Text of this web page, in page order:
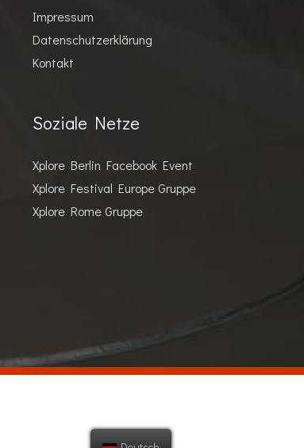
Impressum
Datenschutzerklärung
Kontakt
Soziale Netze
Xplore Berlin Facebook Event
Xplore Festival Europe Gruppe
Xplore Rome Gruppe